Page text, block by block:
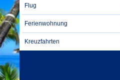
Flug
Ferienwohnung
Kreuzfahrten